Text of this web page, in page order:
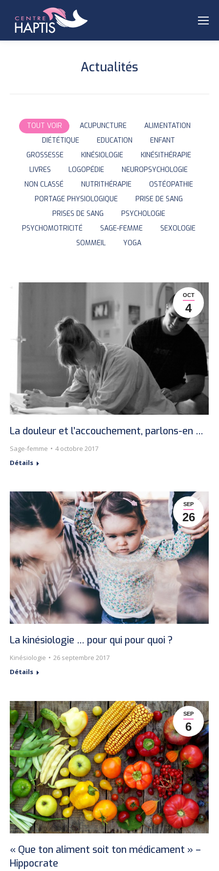
Actualités
TOUT VOIR ACUPUNCTURE
ALIMENTATION
DIÉTÉTIQUE
EDUCATION
ENFANT
GROSSESSE
KINÉSIOLOGIE
KINÉSITHÉRAPIE
LIVRES
LOGOPÉDIE
NEUROPSYCHOLOGIE
NON CLASSÉ
NUTRITHÉRAPIE
OSTÉOPATHIE
PORTAGE PHYSIOLOGIQUE
PRISE DE SANG
PRISES DE SANG
PSYCHOLOGIE
PSYCHOMOTRICITÉ
SAGE-FEMME
SEXOLOGIE
SOMMEIL
YOGA
OCT
4
La douleur et l’accouchement, parlons-en …
Sage-femme
4 octobre 2017
Détails
SEP
26
La kinésiologie … pour qui pour quoi ?
Kinésiologie
26 septembre 2017
Détails
SEP
6
« Que ton aliment soit ton médicament » –
Hippocrate